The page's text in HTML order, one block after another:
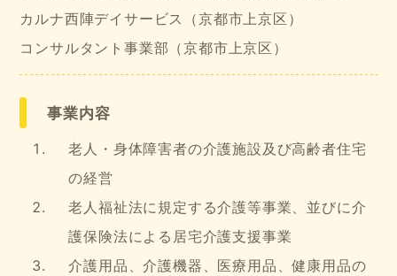
カルナ西陣デイサービス（京都市上京区）
コンサルタント事業部（京都市上京区）
事業内容
老人・身体障害者の介護施設及び高齢者住宅
の経営
老人福祉法に規定する介護等事業、並びに介
護保険法による居宅介護支援事業
介護用品、介護機器、医療用品、健康用品の